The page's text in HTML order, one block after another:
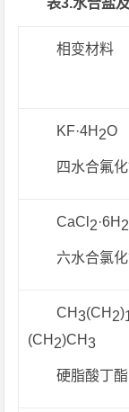
表3.水合盐
相变材料
KF·4H 2O
四水合氟
CaCl 2·6H 2
六水合氯
CH 3(CH 2)
(CH 2)CH 3
硬脂酸丁酯